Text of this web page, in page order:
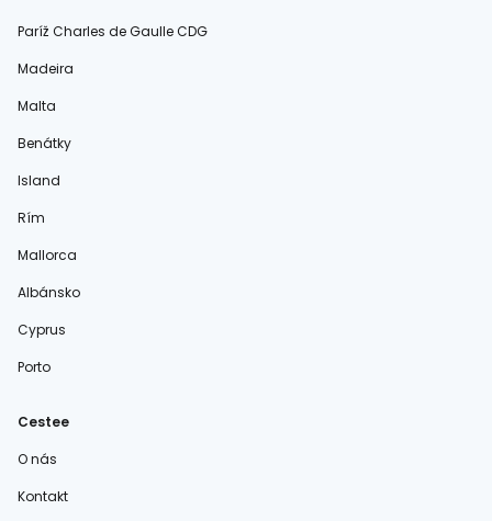
Paríž Charles de Gaulle CDG
Madeira
Malta
Benátky
Island
Rím
Mallorca
Albánsko
Cyprus
Porto
Cestee
O nás
Kontakt